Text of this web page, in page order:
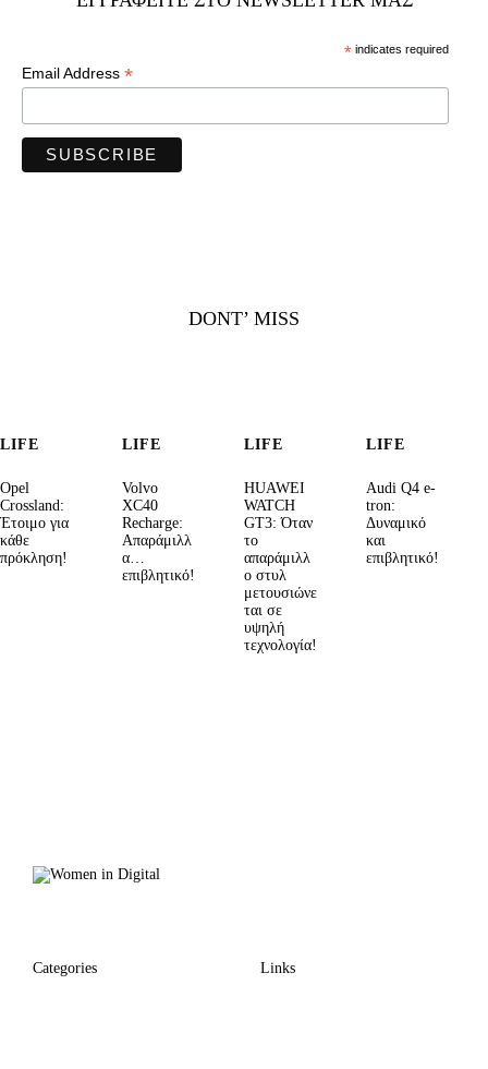
*indicates required
Email Address *
DONT’ MISS
LIFE
Opel
Crossland:
Έτοιμο για
κάθε
πρόκληση!
LIFE
Volvo
XC40
Recharge:
Απαράμιλλ
α…
επιβλητικό!
LIFE
HUAWEI
WATCH
GT3: Όταν
το
απαράμιλλ
ο στυλ
μετουσιώνε
ται σε
υψηλή
τεχνολογία!
LIFE
Audi Q4 e-
tron:
Δυναμικό
και
επιβλητικό!
Categories Links